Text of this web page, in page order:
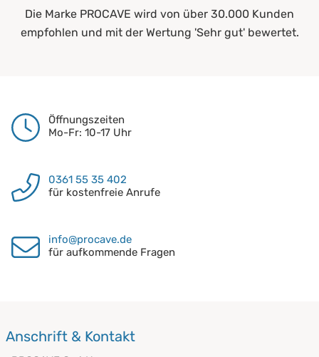
Die Marke PROCAVE wird von über 30.000 Kunden
empfohlen und mit der Wertung 'Sehr gut' bewertet.
Öffnungszeiten
Mo-Fr: 10-17 Uhr
0361 55 35 402
für kostenfreie Anrufe
info@procave.de
für aufkommende Fragen
Anschrift & Kontakt